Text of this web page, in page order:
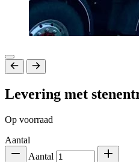
Levering met
Op voorraad
Aantal
Aantal